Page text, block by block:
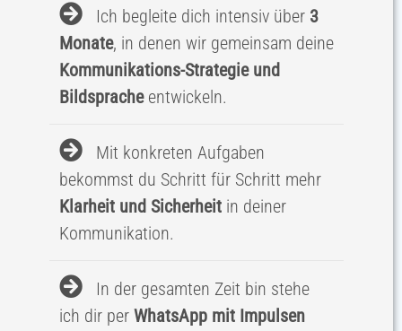
Ich begleite dich intensiv über 3
Monate, in denen wir gemeinsam deine
Kommunikations-Strategie und
Bildsprache entwickeln.
Mit konkreten Aufgaben
bekommst du Schritt für Schritt mehr
Klarheit und Sicherheitin deiner
Kommunikation.
In der gesamten Zeit bin stehe
ich dir per WhatsApp mit Impulsen